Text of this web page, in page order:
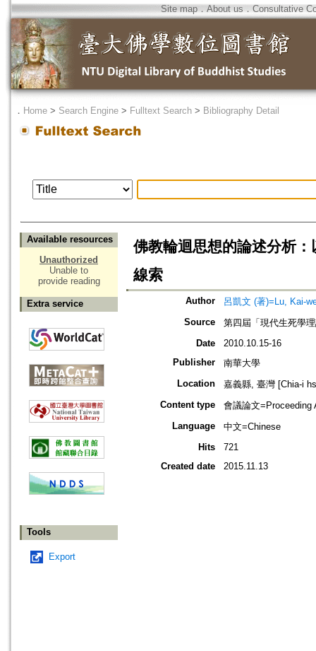
Site map．About us ． Consultative
． Home > Search Engine > Fulltext Search > Bibliography Detail
Available resources
Unauthorized
Unable to
provide reading
Extra service
Tools
Export
佛教輪迴思想的論述分析
線索
Author
呂凱文 (著)=Lu, Kai-
Source
第四屆「現代生死學
Date
2010.10.15-16
Publisher
南華大學
Location
嘉義縣, 臺灣 [Chia-i
Content type
會議論文=Proceeding
Language
中文=Chinese
Hits
721
Created date
2015.11.13